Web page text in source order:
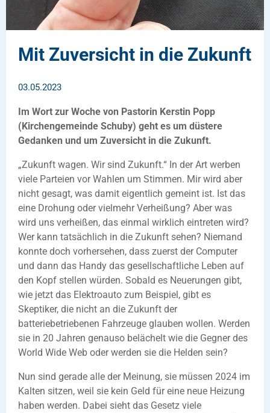
Mit Zuversicht in die Zukunft
03.05.2023
Im Wort zur Woche von Pastorin Kerstin Popp
(Kirchengemeinde Schuby) geht es um düstere
Gedanken und um Zuversicht in die Zukunft.
„Zukunft wagen. Wir sind Zukunft.“ In der Art werben
viele Parteien vor Wahlen um Stimmen. Mir wird aber
nicht gesagt, was damit eigentlich gemeint ist. Ist das
eine Drohung oder vielmehr Verheißung? Aber was
wird uns verheißen, das einmal wirklich eintreten wird?
Wer kann tatsächlich in die Zukunft sehen? Niemand
konnte doch vorhersehen, dass zuerst der Computer
und dann das Handy das gesellschaftliche Leben auf
den Kopf stellen würden. Sobald es Neuerungen gibt,
wie jetzt das Elektroauto zum Beispiel, gibt es
Skeptiker, die nicht an die Zukunft der
batteriebetriebenen Fahrzeuge glauben wollen. Werden
sie in 20 Jahren genauso belächelt wie die Gegner des
World Wide Web oder werden sie die Helden sein?
Nun sind gerade alle der Meinung, sie müssen 2024 im
Kalten sitzen, weil sie kein Geld für eine neue Heizung
haben werden. Dabei sieht das Gesetz viele